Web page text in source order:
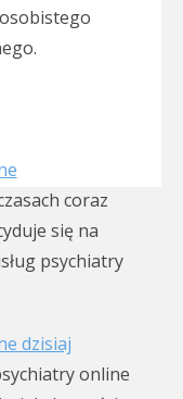
coraz
się na
psychiatry
dzisiaj
online